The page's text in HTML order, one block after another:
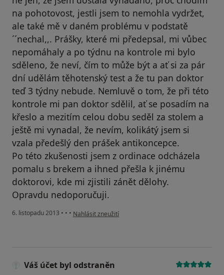
na pohotovost, jestli jsem to nemohla vydržet,
ale také mě v daném problému v podstatě
´´nechal,,. Prášky, které mi předepsal, mi vůbec
nepomáhaly a po týdnu na kontrole mi bylo
sděleno, že neví, čím to může být a ať si za pár
dní udělám těhotenský test a že tu pan doktor
teď 3 týdny nebude. Nemluvě o tom, že při této
kontrole mi pan doktor sdělil, ať se posadím na
křeslo a mezitím celou dobu seděl za stolem a
ještě mi vynadal, že nevím, kolikátý jsem si
vzala předešlý den prášek antikoncepce.
Po této zkušenosti jsem z ordinace odcházela
pomalu s brekem a ihned přešla k jinému
doktorovi, kde mi zjistili zánět dělohy.
Opravdu nedoporučuji.
6. listopadu 2013 • • • podle názoru uživatele Váš účet byl odstraněn
Nahlásit zneužití
Váš účet byl odstraněn